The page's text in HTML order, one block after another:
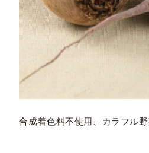
合成着色料不使用、カラフル野